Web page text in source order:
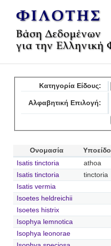
Κατηγορία Είδους:
Αλφαβητική Επιλογή:
Ονομασία
Isatis tinctoria
athoa
Isatis tinctoria
tinctoria
Isatis vermia
Isoetes heldreichii
Isoetes histrix
Isophya lemnotica
Isophya leonorae